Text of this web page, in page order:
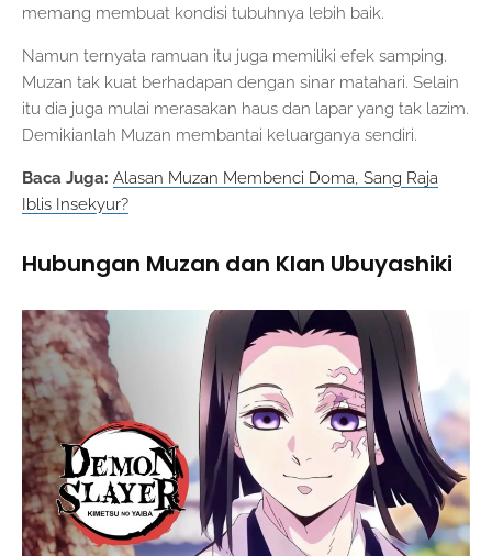
memang membuat kondisi tubuhnya lebih baik.
Namun ternyata ramuan itu juga memiliki efek samping.
Muzan tak kuat berhadapan dengan sinar matahari. Selain
itu dia juga mulai merasakan haus dan lapar yang tak lazim.
Demikianlah Muzan membantai keluarganya sendiri.
Baca Juga: Alasan Muzan Membenci Doma, Sang Raja
Iblis Insekyur?
Hubungan Muzan dan Klan Ubuyashiki